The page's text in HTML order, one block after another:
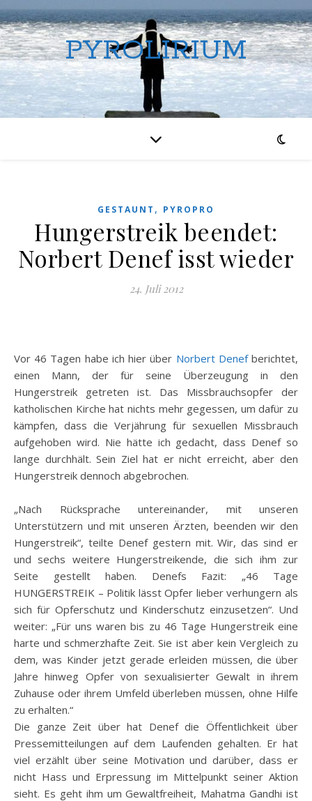
PYROLIRIUM
GESTAUNT , PYROPRO
Hungerstreik beendet:
Norbert Denef isst wieder
24. Juli 2012
Vor 46 Tagen habe ich hier über Norbert Denefberichtet,
einen Mann, der für seine Überzeugung in den
Hungerstreik getreten ist. Das Missbrauchsopfer der
katholischen Kirche hat nichts mehr gegessen, um dafür zu
kämpfen, dass die Verjährung für sexuellen Missbrauch
aufgehoben wird. Nie hätte ich gedacht, dass Denef so
lange durchhält. Sein Ziel hat er nicht erreicht, aber den
Hungerstreik dennoch abgebrochen.
„Nach Rücksprache untereinander, mit unseren
Unterstützern und mit unseren Ärzten, beenden wir den
Hungerstreik“, teilte Denef gestern mit. Wir, das sind er
und sechs weitere Hungerstreikende, die sich ihm zur
Seite gestellt haben. Denefs Fazit: „46 Tage
HUNGERSTREIK – Politik lässt Opfer lieber verhungern als
sich für Opferschutz und Kinderschutz einzusetzen“. Und
weiter: „Für uns waren bis zu 46 Tage Hungerstreik eine
harte und schmerzhafte Zeit. Sie ist aber kein Vergleich zu
dem, was Kinder jetzt gerade erleiden müssen, die über
Jahre hinweg Opfer von sexualisierter Gewalt in ihrem
Zuhause oder ihrem Umfeld überleben müssen, ohne Hilfe
zu erhalten.“
Die ganze Zeit über hat Denef die Öffentlichkeit über
Pressemitteilungen auf dem Laufenden gehalten. Er hat
viel erzählt über seine Motivation und darüber, dass er
nicht Hass und Erpressung im Mittelpunkt seiner Aktion
sieht. Es geht ihm um Gewaltfreiheit, Mahatma Gandhi ist